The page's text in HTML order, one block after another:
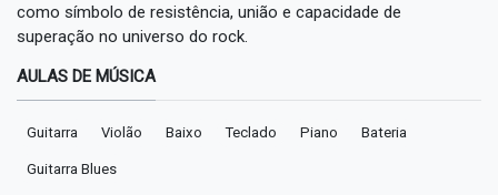
como símbolo de resistência, união e capacidade de
superação no universo do rock.
AULAS DE MÚSICA
Guitarra Violão Baixo Teclado Piano Bateria
Guitarra Blues